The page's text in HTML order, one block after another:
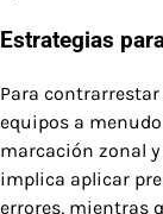
Estrategias
Para
equipos a
marcación zonal
implica aplicar
errores, mientras